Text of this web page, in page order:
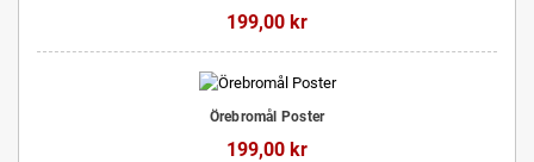
199,00 kr
Örebromål Poster
199,00 kr